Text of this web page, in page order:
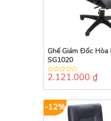
Ghế Giám Đốc Hòa
SG1020
0
of
2.121.000 ₫
-12%